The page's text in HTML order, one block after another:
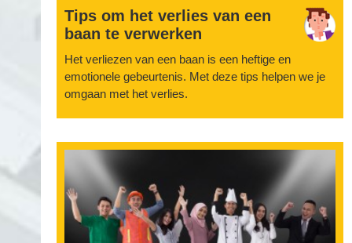
Tips om het verlies van een
baan te verwerken
Het verliezen van een baan is een heftige en
emotionele gebeurtenis. Met deze tips helpen we je
omgaan met het verlies.